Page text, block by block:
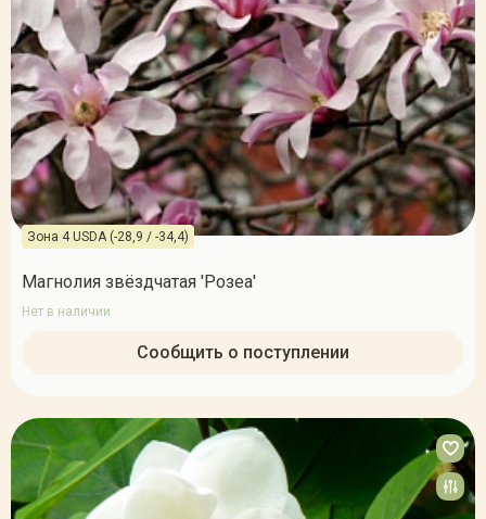
Зона 4 USDA (-28,9 / -34,4)
Магнолия звёздчатая 'Розеа'
Нет в наличии
Сообщить о поступлении